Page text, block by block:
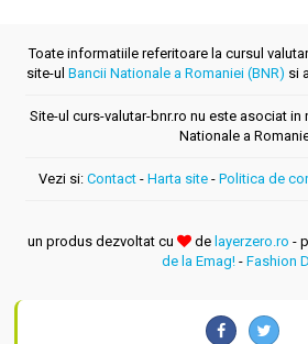
Toate informatiile referitoare la cursul
site-ul Bancii Nationale a Romaniei (BNR) si
Site-ul curs-valutar-bnr.ro nu este asociat
Nationale a
Vezi si: Contact - Harta site - Politica de
un produs dezvoltat cu de layerzero.ro -
de la Emag!- Fashion